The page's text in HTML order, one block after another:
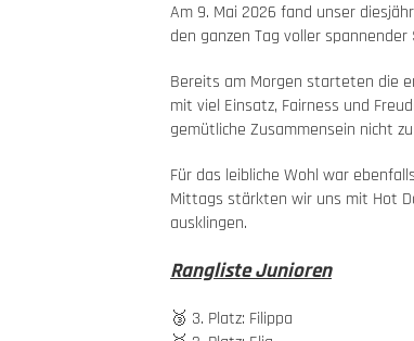
Am 9. Mai 2026 fand unser
den ganzen Tag voller
Bereits am Morgen starteten die
mit viel Einsatz, Fairness und
gemütliche Zusammensein nicht
Für das leibliche Wohl war
Mittags stärkten wir uns mit Hot
ausklingen.
Rangliste Junioren
🥉 3. Platz: Filippa